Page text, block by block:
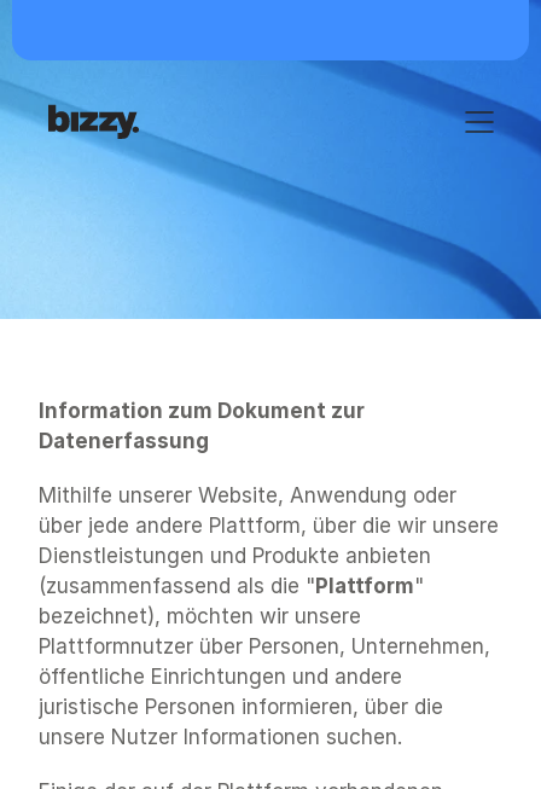
Information zur
Datenerfassung
Information zum Dokument zur
Datenerfassung
Mithilfe unserer Website, Anwendung oder
über jede andere Plattform, über die wir unsere
Dienstleistungen und Produkte anbieten
(zusammenfassend als die " Plattform"
bezeichnet), möchten wir unsere
Plattformnutzer über Personen, Unternehmen,
öffentliche Einrichtungen und andere
juristische Personen informieren, über die
unsere Nutzer Informationen suchen.